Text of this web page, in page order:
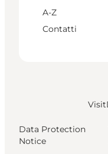
A-Z
Contatti
Data Protection
Notice